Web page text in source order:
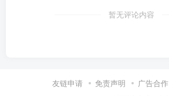
暂无评论内容
友链申请 免责声明 广告合作